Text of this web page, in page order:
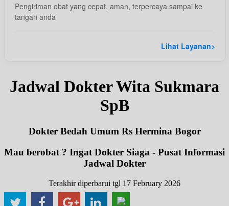
Pengiriman obat yang cepat, aman, terpercaya sampai ke
tangan anda
Lihat Layanan>
Jadwal Dokter Wita Sukmara
SpB
Dokter Bedah Umum Rs Hermina Bogor
Mau berobat ? Ingat Dokter Siaga - Pusat Informasi
Jadwal Dokter
Terakhir diperbarui tgl 17 February 2026